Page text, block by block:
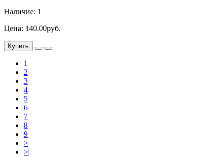
Наличие: 1
Цена: 140.00руб.
Купить
1
2
3
4
5
6
7
8
9
>
>|